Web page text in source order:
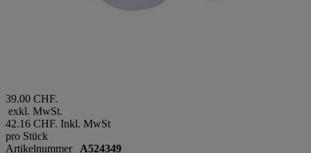
39.00 CHF.
exkl. MwSt.
42.16 CHF. Inkl. MwSt
pro Stück
Artikelnummer A524349